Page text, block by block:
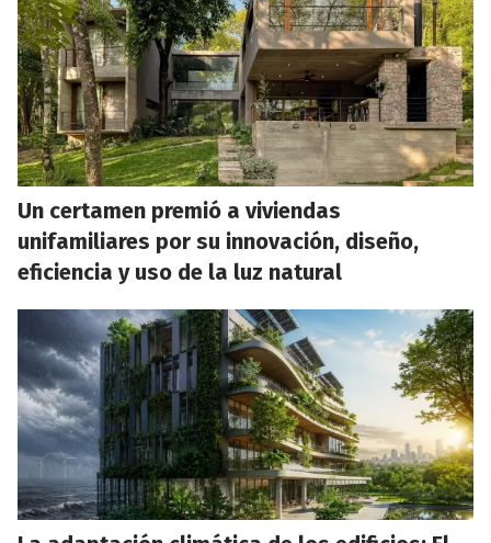
Un certamen premió a viviendas
unifamiliares por su innovación, diseño,
eficiencia y uso de la luz natural